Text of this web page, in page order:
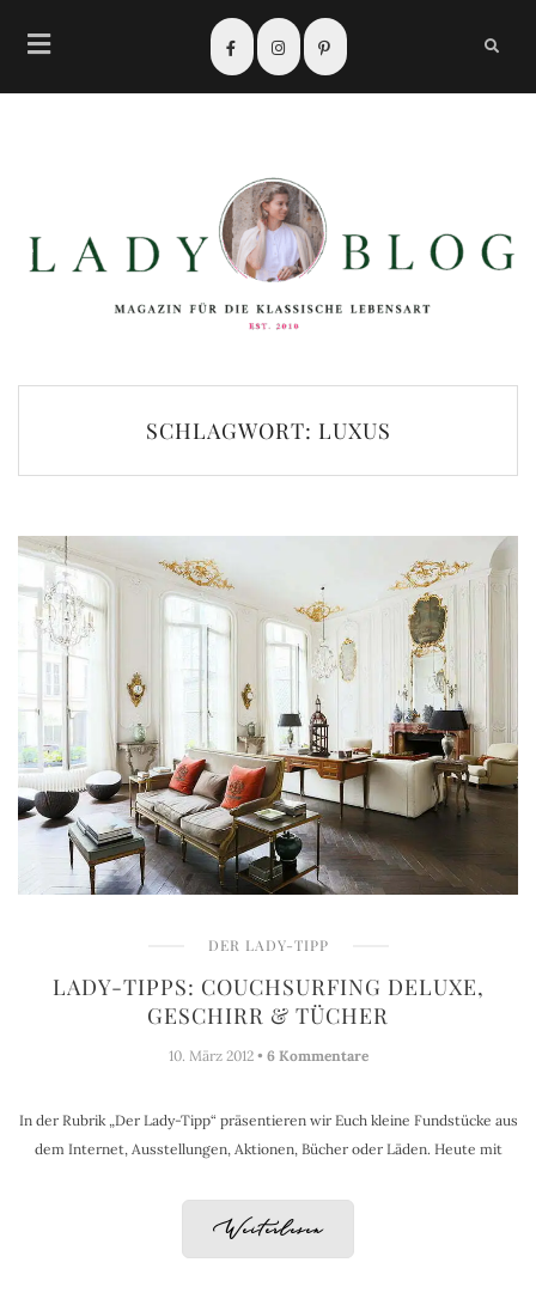
SCHLAGWORT: LUXUS
DER LADY-TIPP
LADY-TIPPS: COUCHSURFING DELUXE,
GESCHIRR & TÜCHER
10. März 2012 • 6 Kommentare
In der Rubrik „Der Lady-Tipp“ präsentieren wir Euch kleine Fundstücke aus
dem Internet, Ausstellungen, Aktionen, Bücher oder Läden. Heute mit
Weiterlesen